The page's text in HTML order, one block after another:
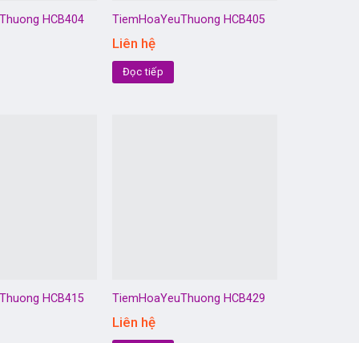
HCB404 TiemHoaYeuThuong HCB405
Liên hệ
Đọc tiếp
HCB415 TiemHoaYeuThuong HCB429
Liên hệ